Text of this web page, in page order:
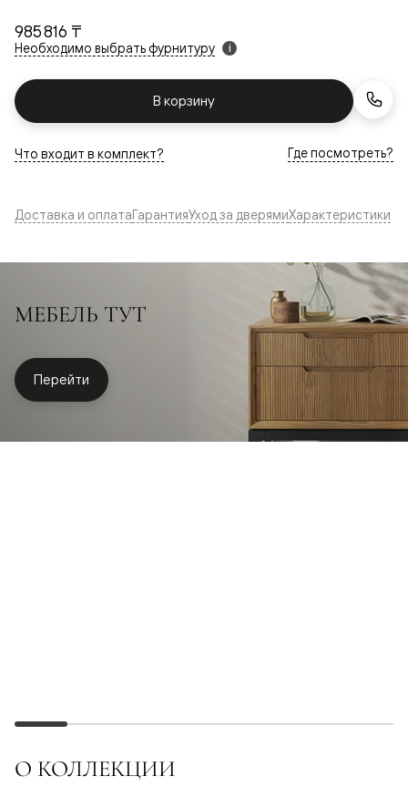
985 816 ₸
Необходимо выбрать фурнитуру i
В корзину
Что входит в комплект? Где посмотреть?
Доставка и оплатаГарантияУход за дверямиХарактеристики
МЕБЕЛЬ ТУТ
Перейти
О КОЛЛЕКЦИИ